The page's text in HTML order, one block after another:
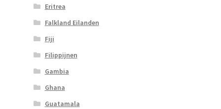
Eritrea
Falkland Eilanden
Fiji
Filippijnen
Gambia
Ghana
Guatamala